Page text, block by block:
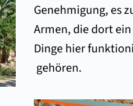
Genehmigung, es
Armen, die dort
Dinge hier
gehören.